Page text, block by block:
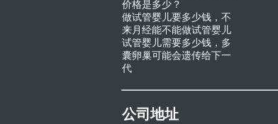
价格是多少？
做试管婴儿要多少钱，不
来月经能不能做试管婴儿
试管婴儿需要多少钱，多
囊卵巢可能会遗传给下一
代
公司地址